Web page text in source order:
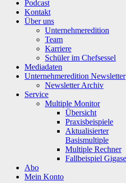
Podcast
Kontakt
Über uns
Unternehmeredition
Team
Karriere
Schüler im Chefsessel
Mediadaten
Unternehmeredition Newsletter
Newsletter Archiv
Service
Multiple Monitor
Übersicht
Praxisbeispiele
Aktualisierter
Basismultiple
Multiple Rechner
Fallbeispiel
Abo
Mein Konto